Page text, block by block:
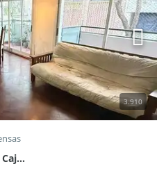
3.910
VENTA - Departamento en Pje Cajaraville 31 - 01-02